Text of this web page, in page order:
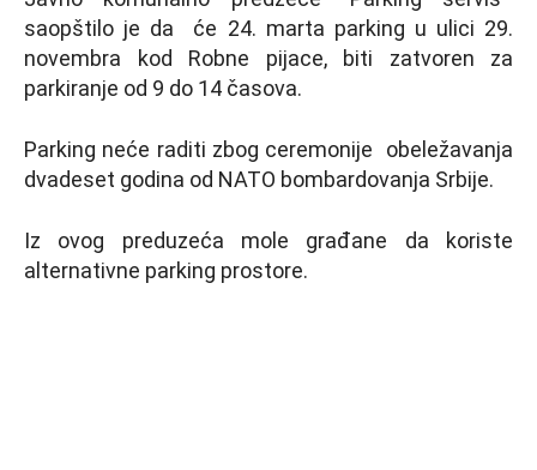
saopštilo je da će 24. marta parking u ulici 29.
novembra kod Robne pijace, biti zatvoren za
parkiranje od 9 do 14 časova.
Parking neće raditi zbog ceremonije obeležavanja
dvadeset godina od NATO bombardovanja Srbije.
Iz ovog preduzeća mole građane da koriste
alternativne parking prostore.